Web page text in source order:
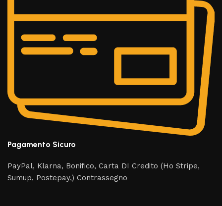
Pagamento Sicuro
PayPal, Klarna, Bonifico, Carta DI Credito (Ho Stripe,
Sumup, Postepay,) Contrassegno